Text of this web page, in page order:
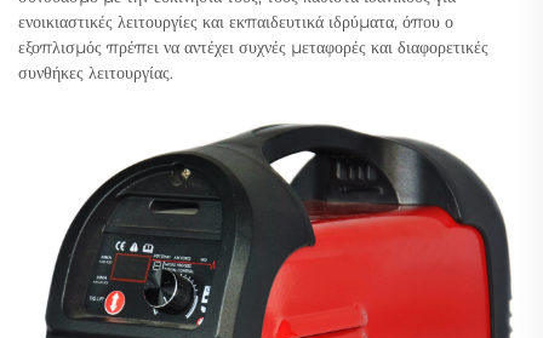
ενοικιαστικές λειτουργίες και εκπαιδευτικά ιδρύματα, όπου ο
εξοπλισμός πρέπει να αντέχει συχνές μεταφορές και διαφορετικές
συνθήκες λειτουργίας.